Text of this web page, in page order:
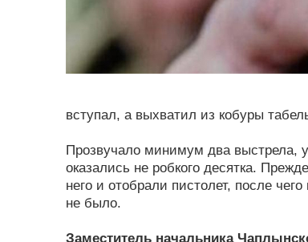
вступал, а выхватил из кобуры
Прозвучало минимум два выстрела,
оказались не робкого десятка.
него и отобрали пистолет, после
не было.
Заместитель начальника